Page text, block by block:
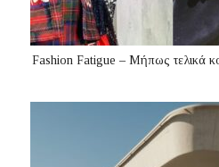
Fashion Fatigue – Μήπως τελικά